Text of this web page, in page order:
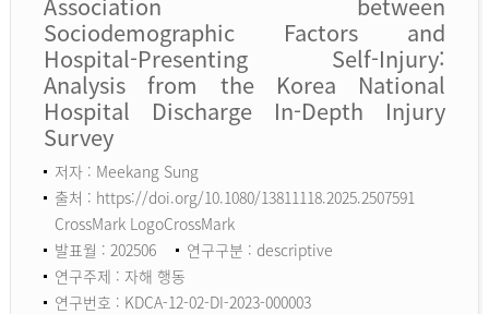
Sociodemographic Factors and
Hospital-Presenting Self-Injury:
Analysis from the Korea National
Hospital Discharge In-Depth Injury
Survey
저자 : Meekang Sung
출처 : https://doi.org/10.1080/13811118.2025.2507591
CrossMark LogoCrossMark
발표월 : 202506
연구구분 : descriptive
연구주제 : 자해 행동
연구번호 : KDCA-12-02-DI-2023-000003